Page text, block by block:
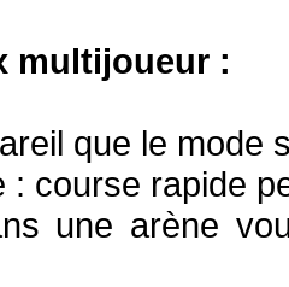
multijoueur :
que le mode
: course rapide
une arène